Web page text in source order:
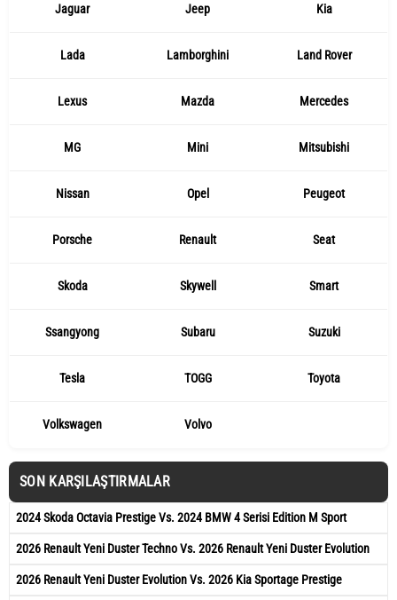
Jaguar Jeep Kia
Lada Lamborghini Land Rover
Lexus Mazda Mercedes
MG Mini Mitsubishi
Nissan Opel Peugeot
Porsche Renault Seat
Skoda Skywell Smart
Ssangyong Subaru Suzuki
Tesla TOGG Toyota
Volkswagen Volvo
SON KARŞILAŞTIRMALAR
2024 Skoda Octavia Prestige Vs. 2024 BMW 4 Serisi Edition M Sport
2026 Renault Yeni Duster Techno Vs. 2026 Renault Yeni Duster Evolution
2026 Renault Yeni Duster Evolution Vs. 2026 Kia Sportage Prestige